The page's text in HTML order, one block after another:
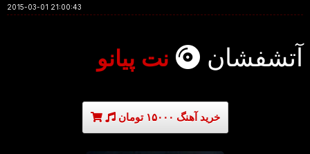
2015-03-01 21:00:43
آتشفشان نت پیانو
خرید آهنگ ۱۵۰۰۰ تومان